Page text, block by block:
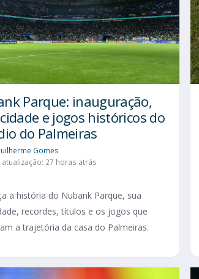
Parque: inauguração,
e jogos históricos do
do Palmeiras
Gomes
atualização: 27 horas atrás
a história do Nubank Parque, sua
recordes, títulos e os jogos que
a trajetória da casa do Palmeiras.